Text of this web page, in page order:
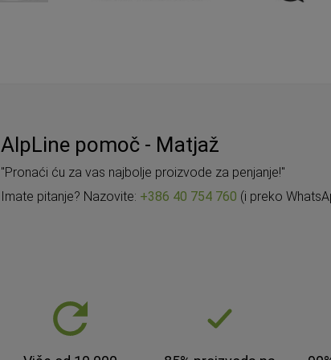
AlpLine pomoč - Matjaž
"Pronaći ću za vas najbolje proizvode za penjanje!"
Imate pitanje? Nazovite: +386 40 754 760 (i preko